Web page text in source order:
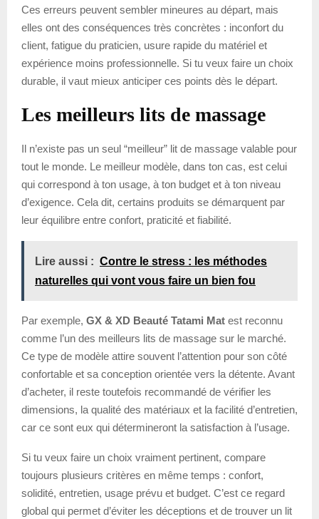
Ces erreurs peuvent sembler mineures au départ, mais
elles ont des conséquences très concrètes : inconfort du
client, fatigue du praticien, usure rapide du matériel et
expérience moins professionnelle. Si tu veux faire un choix
durable, il vaut mieux anticiper ces points dès le départ.
Les meilleurs lits de massage
Il n’existe pas un seul “meilleur” lit de massage valable pour
tout le monde. Le meilleur modèle, dans ton cas, est celui
qui correspond à ton usage, à ton budget et à ton niveau
d’exigence. Cela dit, certains produits se démarquent par
leur équilibre entre confort, praticité et fiabilité.
Lire aussi : Contre le stress : les méthodes
naturelles qui vont vous faire un bien fou
Par exemple, GX & XD Beauté Tatami Mat est reconnu
comme l’un des meilleurs lits de massage sur le marché.
Ce type de modèle attire souvent l’attention pour son côté
confortable et sa conception orientée vers la détente. Avant
d’acheter, il reste toutefois recommandé de vérifier les
dimensions, la qualité des matériaux et la facilité d’entretien,
car ce sont eux qui détermineront la satisfaction à l’usage.
Si tu veux faire un choix vraiment pertinent, compare
toujours plusieurs critères en même temps : confort,
solidité, entretien, usage prévu et budget. C’est ce regard
global qui permet d’éviter les déceptions et de trouver un lit